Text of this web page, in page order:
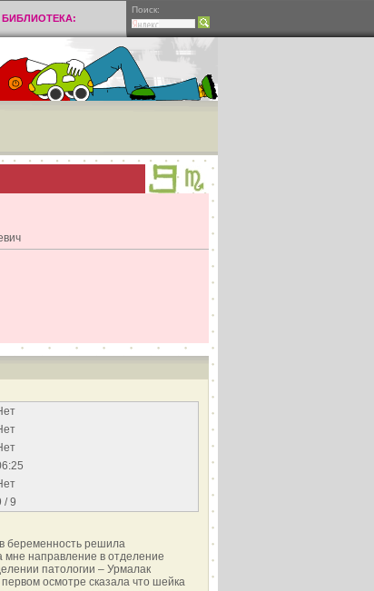
БИБЛИОТЕКА:
Поиск:
/ 9
беременность решила
мне направление в отделение
патологии – Урмалак
осмотре сказала что шейка